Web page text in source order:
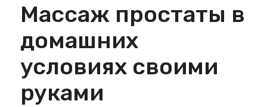
Массаж простаты в
домашних
условиях своими
руками